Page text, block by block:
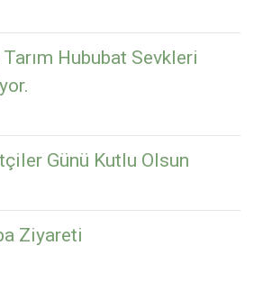
Hububat Sevkleri
Günü Kutlu Olsun
Ziyareti